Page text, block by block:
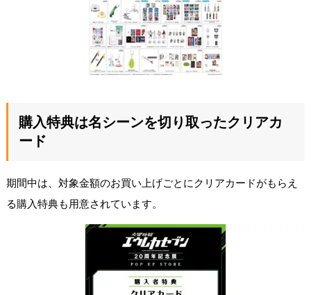
購入特典は名シーンを切り取ったクリアカ
ード
期間中は、対象金額のお買い上げごとにクリアカードがもらえ
る購入特典も用意されています。